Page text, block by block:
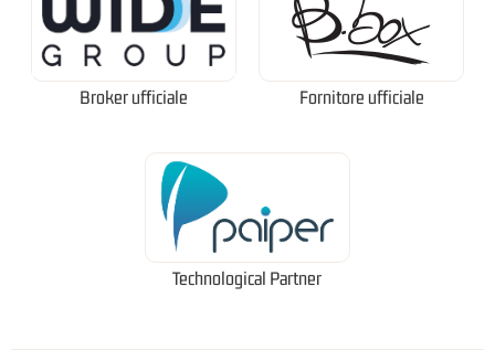
Broker ufficiale Fornitore ufficiale
Technological Partner